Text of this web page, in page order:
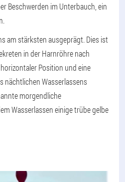
Beschwerden im Unterbauch, ein
am stärksten ausgeprägt. Dies ist
in der Harnröhre nach
Position und eine
nächtlichen Wasserlassens
morgendliche
Wasserlassen einige trübe gelbe